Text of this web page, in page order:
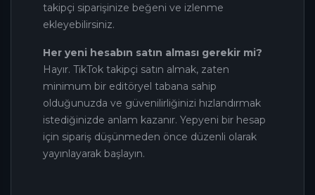
takipçi siparişinize beğeni ve izlenme
ekleyebilirsiniz.
Her yeni hesabın satın alması gerekir mi?
Hayır. TikTok takipçi satın almak, zaten
minimum bir editöryel tabana sahip
olduğunuzda ve güvenilirliğinizi hızlandırmak
istediğinizde anlam kazanır. Yepyeni bir hesap
için sipariş düşünmeden önce düzenli olarak
yayınlayarak başlayın.